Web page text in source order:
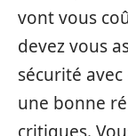
vont vous
devez vous
sécurité
une bonne